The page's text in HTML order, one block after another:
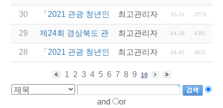
30 「2021 관광 청년인턴제 지원사업」참여 사업체 추
최고관리자 05-31 3779
29 제24회 경상북도 관광기념품 공모전 수상작 발표
최고관리자 04-30 4381
28 「2021 관광 청년인턴제 지원 사업」 참여 사업체
최고관리자 04-05 4652
1 2 3 4 5 6 7 8 9 10
and or